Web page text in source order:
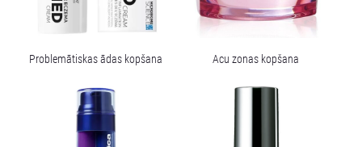
Problemātiskas ādas kopšana Acu zonas kopšana